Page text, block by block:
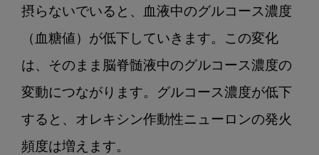
摂らないでいると、血液中のグルコース濃度
（血糖値）が低下していきます。この変化
は、そのまま脳脊髄液中のグルコース濃度の
変動につながります。グルコース濃度が低下
すると、オレキシン作動性ニューロンの発火
頻度は増えます。